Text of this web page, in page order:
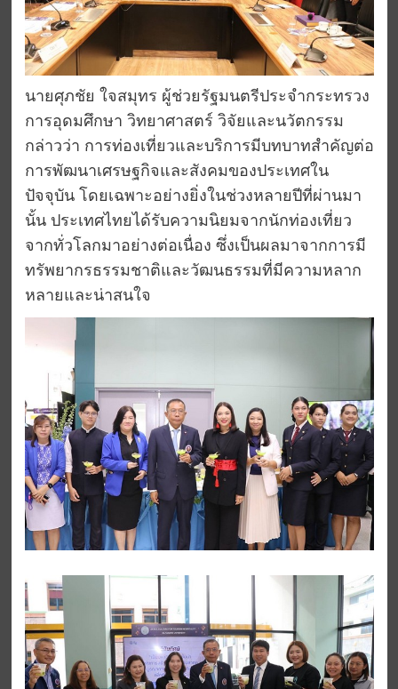
นายศุภชัย ใจสมุทร ผู้ช่วยรัฐมนตรีประจำกระทรวง
การอุดมศึกษา วิทยาศาสตร์ วิจัยและนวัตกรรม
กล่าวว่า การท่องเที่ยวและบริการมีบทบาทสำคัญต่อ
การพัฒนาเศรษฐกิจและสังคมของประเทศใน
ปัจจุบัน โดยเฉพาะอย่างยิ่งในช่วงหลายปีที่ผ่านมา
นั้น ประเทศไทยได้รับความนิยมจากนักท่องเที่ยว
จากทั่วโลกมาอย่างต่อเนื่อง ซึ่งเป็นผลมาจากการมี
ทรัพยากรธรรมชาติและวัฒนธรรมที่มีความหลาก
หลายและน่าสนใจ